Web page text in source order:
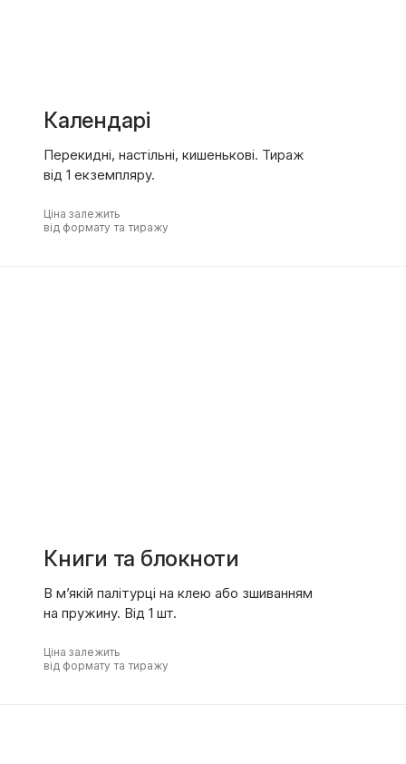
Календарі
Перекидні, настільні, кишенькові. Тираж
від 1 екземпляру.
Ціна залежить
від формату та тиражу
Книги та блокноти
В м’якій палітурці на клею або зшиванням
на пружину. Від 1 шт.
Ціна залежить
від формату та тиражу